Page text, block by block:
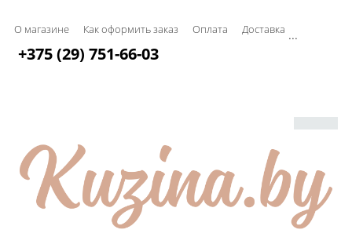
О магазине Как оформить заказ Оплата Доставка ...
+375 (29) 751-66-03